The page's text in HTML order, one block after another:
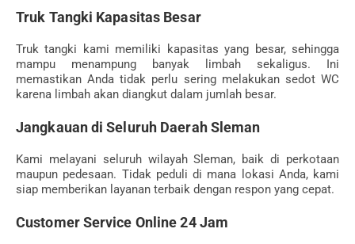
Truk Tangki Kapasitas Besar
Truk tangki kami memiliki kapasitas yang besar, sehingga
mampu menampung banyak limbah sekaligus. Ini
memastikan Anda tidak perlu sering melakukan sedot WC
karena limbah akan diangkut dalam jumlah besar.
Jangkauan di Seluruh Daerah Sleman
Kami melayani seluruh wilayah Sleman, baik di perkotaan
maupun pedesaan. Tidak peduli di mana lokasi Anda, kami
siap memberikan layanan terbaik dengan respon yang cepat.
Customer Service Online 24 Jam